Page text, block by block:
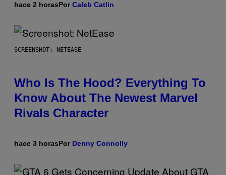
hace 2 horasPorCaleb Catlin
SCREENSHOT: NETEASE
Who Is The Hood? Everything To
Know About The Newest Marvel
Rivals Character
hace 3 horasPor Denny Connolly